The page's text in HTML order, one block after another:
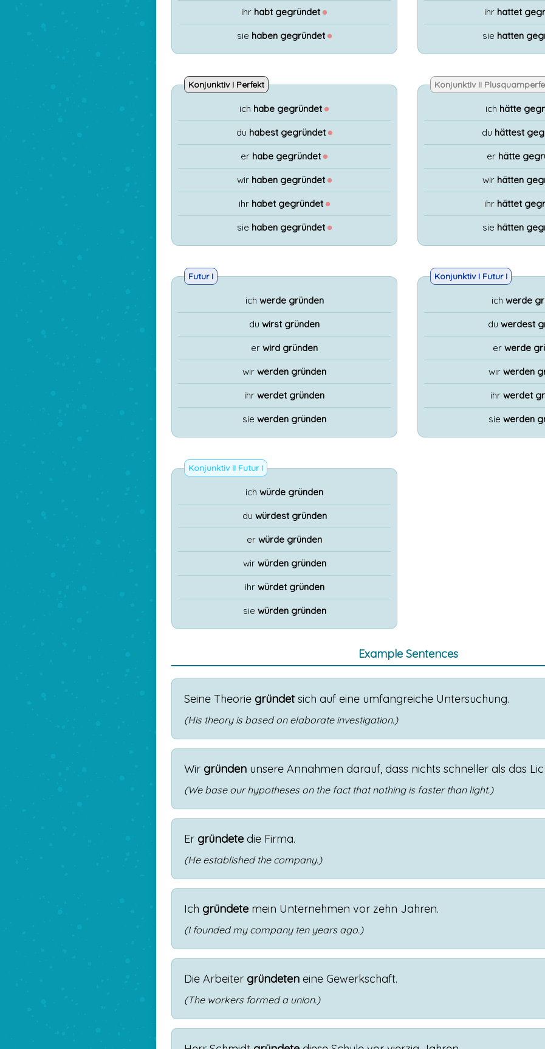
ihr habt gegründet ●
sie haben gegründet ●
ihr hattet
sie hatten
Konjunktiv I Perfekt
ich habe gegründet ●
du habest gegründet ●
er habe gegründet ●
wir haben gegründet ●
ihr habet gegründet ●
sie haben gegründet ●
Konjunktiv II
ich hätte
du hättest
er hätte
wir hätten
ihr hättet
sie hätten
Futur I
ich werde gründen
du wirst gründen
er wird gründen
wir werden gründen
ihr werdet gründen
sie werden gründen
Konjunktiv I Futur I
ich werde
du werdest
er werde
wir werden
ihr werdet
sie werden
Konjunktiv II Futur I
ich würde gründen
du würdest gründen
er würde gründen
wir würden gründen
ihr würdet gründen
sie würden gründen
Example Sentences
Seine Theorie gründet sich auf eine umfangreiche Untersuchung.
(His theory is based on elaborate investigation.)
Wir gründen unsere Annahmen darauf, dass nichts schneller als das
(We base our hypotheses on the fact that nothing is faster than light.)
Er gründete die Firma.
(He established the company.)
Ich gründete mein Unternehmen vor zehn Jahren.
(I founded my company ten years ago.)
Die Arbeiter gründeten eine Gewerkschaft.
(The workers formed a union.)